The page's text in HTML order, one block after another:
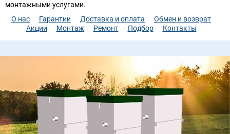
монтажными услугами.
О нас
Гарантии Доставка и оплата
Обмен и возврат
Акции
Монтаж Ремонт Подбор Контакты